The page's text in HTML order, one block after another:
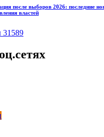
после выборов 2026: последние
властей
31589